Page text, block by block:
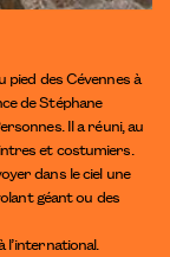
des Cévennes à
de Stéphane
Il a réuni, au
et costumiers.
dans le ciel une
géant ou des
l’international.